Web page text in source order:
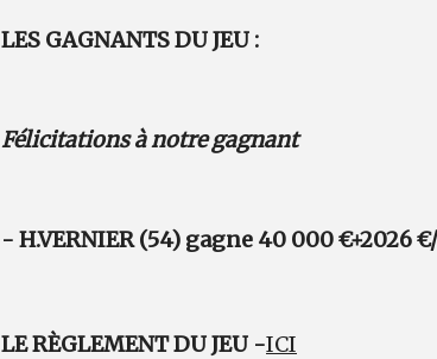
LES GAGNANTS DU JEU :
Félicitations à notre gagnant
- H.VERNIER (54) gagne 40 000 €+2026
LE RÈGLEMENT DU JEU -ICI